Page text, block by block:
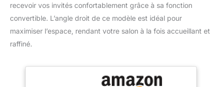
recevoir vos invités confortablement grâce à sa fonction
convertible. L’angle droit de ce modèle est idéal pour
maximiser l’espace, rendant votre salon à la fois accueillant et
raffiné.